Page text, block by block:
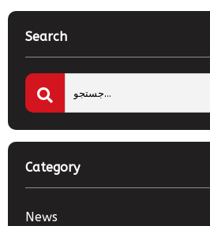
Search
Category
News